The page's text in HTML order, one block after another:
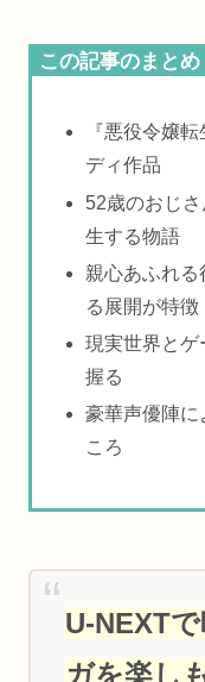
この記事のまとめ
『悪役令嬢
ディ作品
52歳のおじ
生する物語
親心あふれ
る展開が特徴
現実世界とゲ
握る
豪華声優陣に
ころ
U-NEXT
ガを楽し